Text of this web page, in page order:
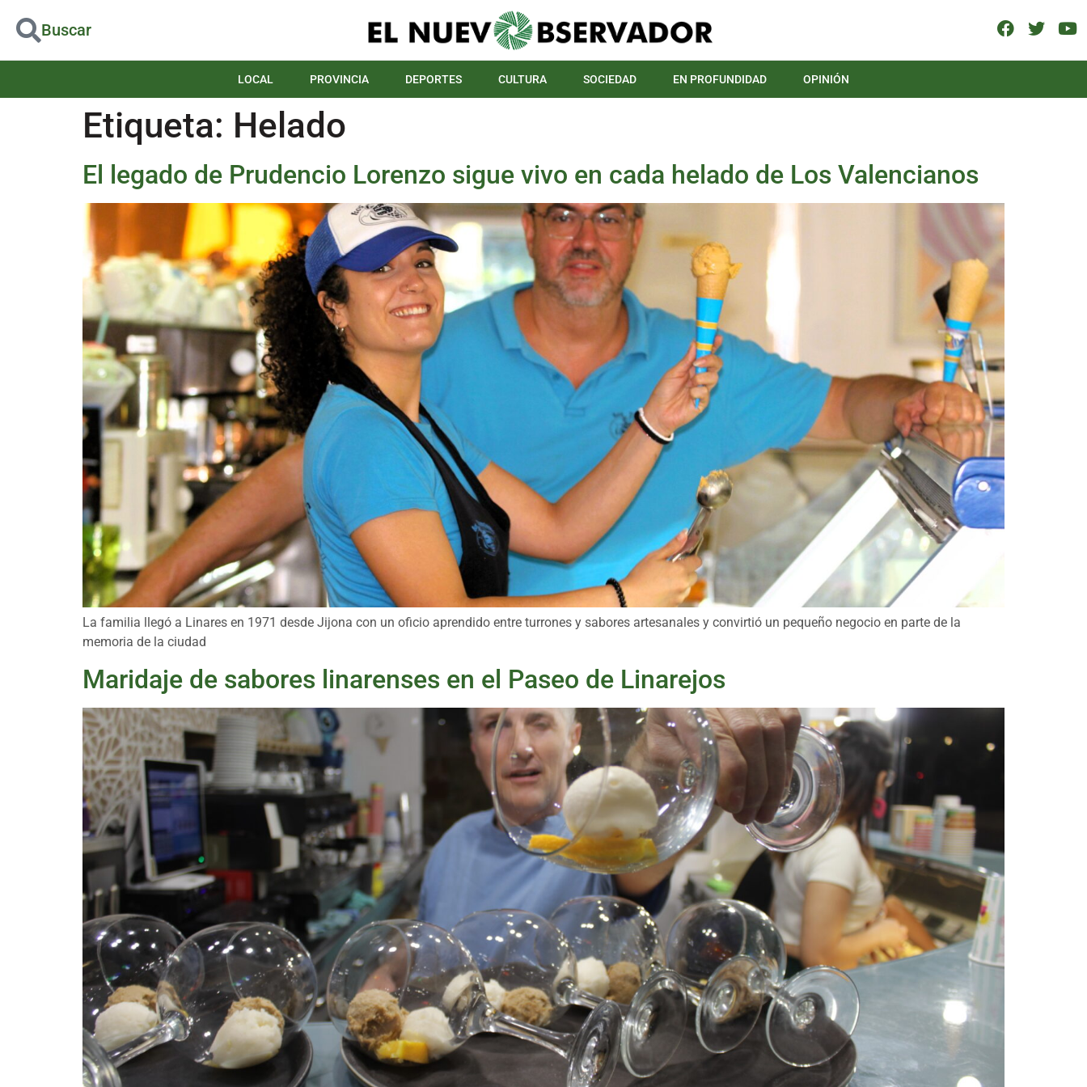
Buscar
LOCAL PROVINCIA DEPORTES CULTURA SOCIEDAD EN PROFUNDIDAD OPINIÓN
Etiqueta: Helado
El legado de Prudencio Lorenzo sigue vivo en cada helado de Los Valencianos
La familia llegó a Linares en 1971 desde Jijona con un oficio aprendido entre turrones y sabores artesanales y convirtió un pequeño negocio en parte de la
memoria de la ciudad
Maridaje de sabores linarenses en el Paseo de Linarejos